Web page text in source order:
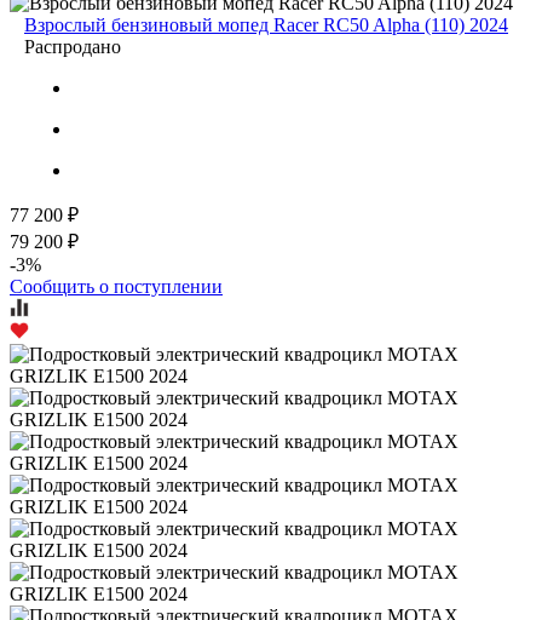
Взрослый бензиновый мопед Racer RC50 Alpha (110) 2024
Распродано
77 200 ₽
79 200 ₽
-3%
Сообщить о поступлении